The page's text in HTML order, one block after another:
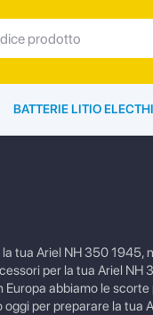
BATTERIE LITIO
tua Ariel NH 350
per la tua Ariel
abbiamo le
per preparare la tua